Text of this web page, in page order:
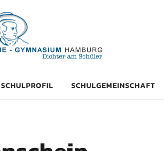
Hamburg
SCHULPROFIL SCHULGEMEINSCHAFT